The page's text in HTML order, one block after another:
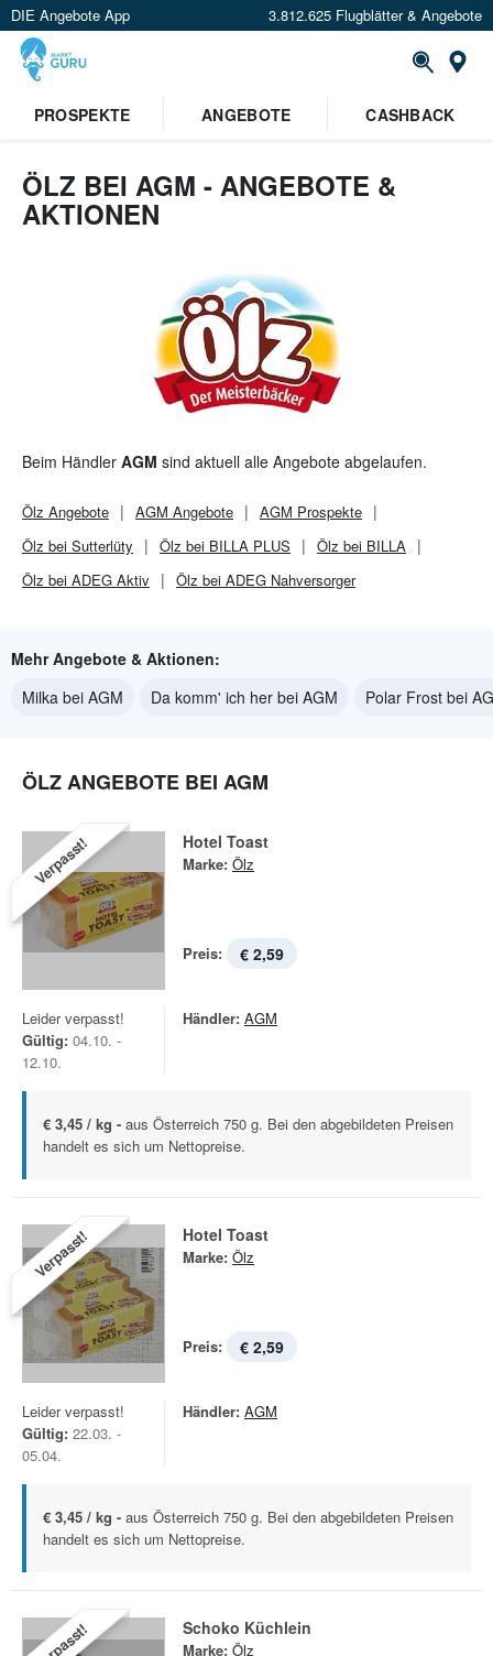
DIE Angebote App 3.812.625 Flugblätter & Angebote
PROSPEKTE
ANGEBOTE CASHBACK
ÖLZ BEI AGM - ANGEBOTE &
AKTIONEN
Beim Händler AGM sind aktuell alle Angebote abgelaufen.
Ölz Angebote AGM Angebote AGM Prospekte
Ölz bei Sutterlüty
Ölz bei BILLA PLUS
Ölz bei BILLA
Ölz bei ADEG Aktiv
Ölz bei ADEG Nahversorger
Mehr Angebote & Aktionen:
Milka bei AGM
Da komm' ich her bei AGM Polar Frost bei
ÖLZ ANGEBOTE BEI AGM
Verpasst! Hotel Toast
Marke: Ölz
Preis: € 2,59
Leider verpasst!
Gültig: 04.10. -
12.10.
Händler: AGM
€ 3,45 / kg - aus Österreich 750 g. Bei den abgebildeten Preisen
handelt es sich um Nettopreise.
Verpasst! Hotel Toast
Marke: Ölz
Preis: € 2,59
Leider verpasst!
Gültig: 22.03. -
05.04.
Händler: AGM
€ 3,45 / kg - aus Österreich 750 g. Bei den abgebildeten Preisen
handelt es sich um Nettopreise.
Schoko Küchlein
Marke: Ölz